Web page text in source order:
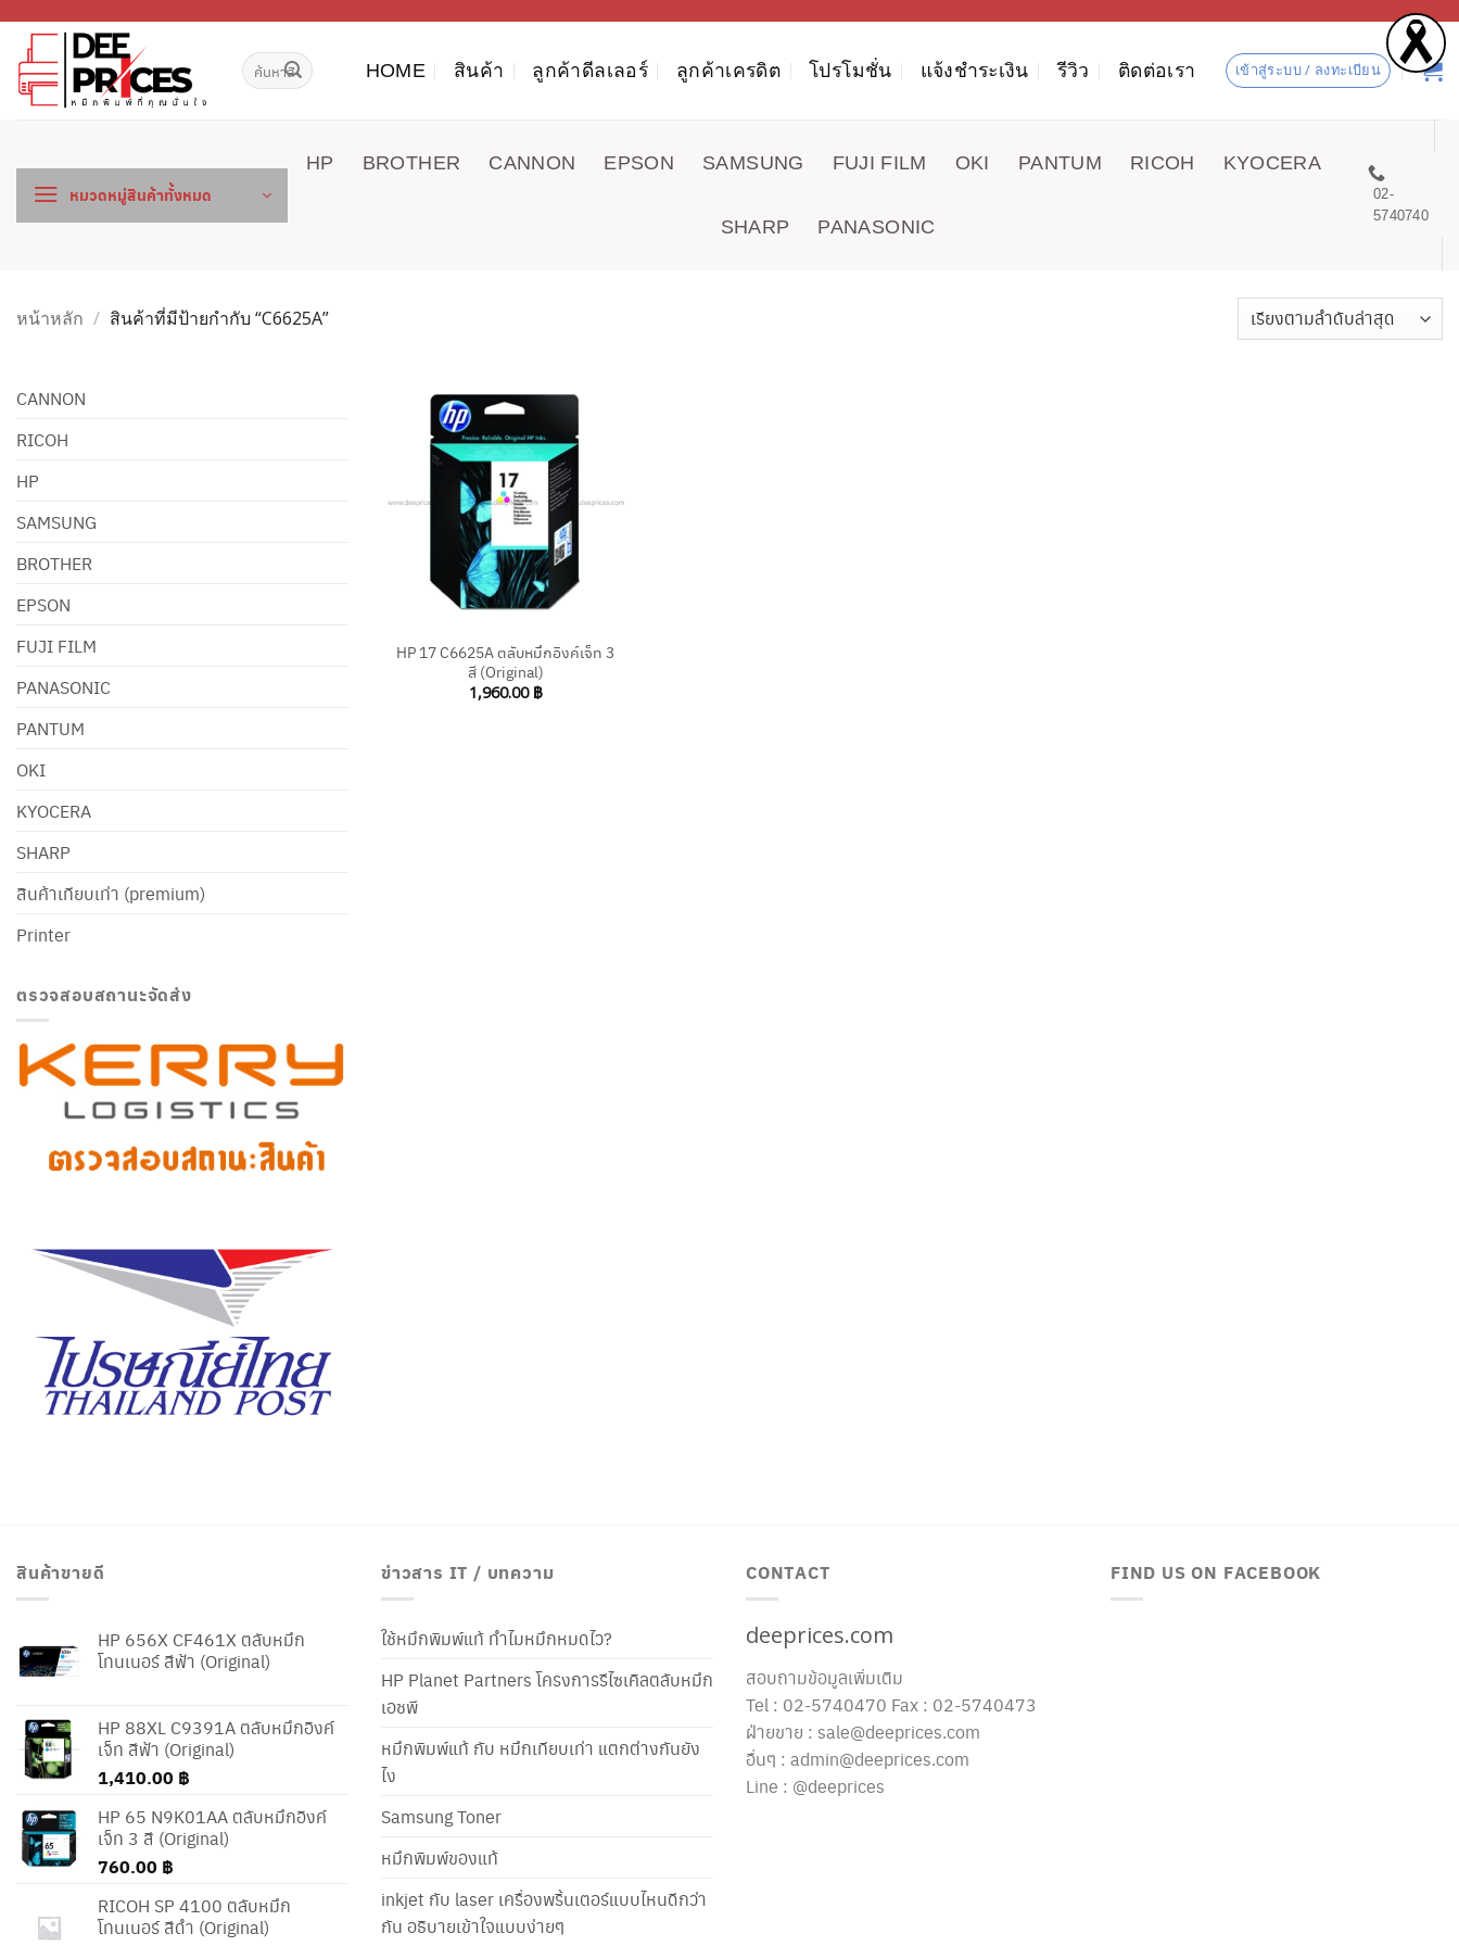
เนื้อหา
ค้นหา: HOME สินค้า ลูกค้าดีลเลอร์ ลูกค้าเครดิต โปรโมชั่น แจ้งชำระเงิน รีวิว ติดต่อเรา เข้าสู่ระบบ / ลงทะเบียน
หมวดหมู่สินค้าทั้งหมด
HP BROTHER CANNON EPSON SAMSUNG FUJI FILM OKI PANTUM RICOH KYOCERA
SHARP PANASONIC
02-
5740740
หน้าหลัก / สินค้าที่มีป้ายกำกับ “C6625A”
CANNON
RICOH
HP
SAMSUNG
BROTHER
EPSON
FUJI FILM
PANASONIC
PANTUM
OKI
KYOCERA
SHARP
สินค้าเทียบเท่า (premium)
Printer
ตรวจสอบสถานะจัดส่ง
HP 17 C6625A ตลับหมึกอิงค์เจ็ท 3
สี (Original)
1,960.00 ฿
สินค้าขายดี
HP 656X CF461X ตลับหมึก
โทนเนอร์ สีฟ้า (Original)
HP 88XL C9391A ตลับหมึกอิงค์
เจ็ท สีฟ้า (Original)
1,410.00 ฿
HP 65 N9K01AA ตลับหมึกอิงค์
เจ็ท 3 สี (Original)
760.00 ฿
RICOH SP 4100 ตลับหมึก
โทนเนอร์ สีดำ (Original)
ข่าวสาร IT / บทความ
ใช้หมึกพิมพ์แท้ ทำไมหมึกหมดไว?
HP Planet Partners โครงการรีไซเคิลตลับหมึก
เอชพี
หมึกพิมพ์แท้ กับ หมึกเทียบเท่า แตกต่างกันยัง
ไง
Samsung Toner
หมึกพิมพ์ของแท้
inkjet กับ laser เครื่องพริ้นเตอร์แบบไหนดีกว่า
กัน อธิบายเข้าใจแบบง่ายๆ
CONTACT
deeprices.com
สอบถามข้อมูลเพิ่มเติม
Tel : 02-5740470 Fax : 02-5740473
ฝ่ายขาย : sale@deeprices.com
อื่นๆ : admin@deeprices.com
Line : @deeprices
FIND US ON FACEBOOK